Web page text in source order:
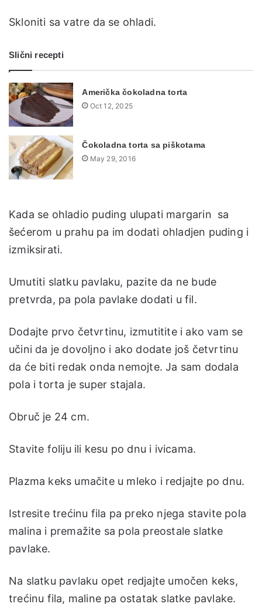
Skloniti sa vatre da se ohladi.
Slični recepti
Američka čokoladna torta
Oct 12, 2025
Čokoladna torta sa piškotama
May 29, 2016
Kada se ohladio puding ulupati margarin sa
šećerom u prahu pa im dodati ohladjen puding i
izmiksirati.
Umutiti slatku pavlaku, pazite da ne bude
pretvrda, pa pola pavlake dodati u fil.
Dodajte prvo četvrtinu, izmutitite i ako vam se
učini da je dovoljno i ako dodate još četvrtinu
da će biti redak onda nemojte. Ja sam dodala
pola i torta je super stajala.
Obruč je 24 cm.
Stavite foliju ili kesu po dnu i ivicama.
Plazma keks umačite u mleko i redjajte po dnu.
Istresite trećinu fila pa preko njega stavite pola
malina i premažite sa pola preostale slatke
pavlake.
Na slatku pavlaku opet redjajte umočen keks,
trećinu fila, maline pa ostatak slatke pavlake.